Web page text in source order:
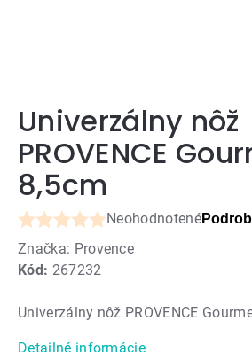
Univerzálny nôž
PROVENCE
8,5cm
Kód: 267232
Priemerné
hodnotenie
produktu
0,0
Neohodnotené
Značka: Provence
Univerzálny nôž PROVENCE
Detailné informácie